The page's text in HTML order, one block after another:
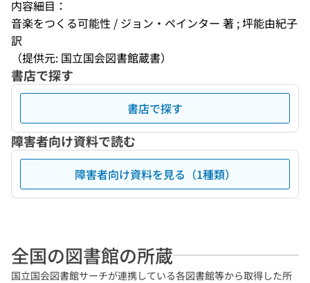
内容細目：
音楽をつくる可能性 / ジョン・ペインター 著 ; 坪能由紀子
訳
（提供元: 国立国会図書館蔵書）
書店で探す
書店で探す
障害者向け資料で読む
障害者向け資料を見る（1種類）
全国の図書館の所蔵
国立国会図書館サーチが連携している各図書館等から取得した所